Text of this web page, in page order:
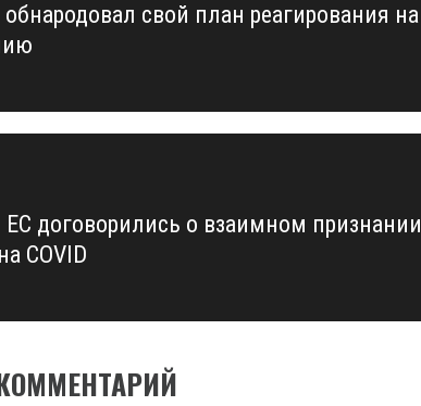
свой план реагирования на
договорились о взаимном признании
COVID